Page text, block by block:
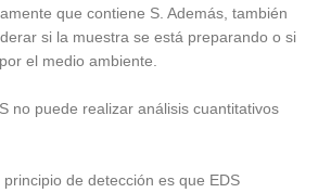
que contiene S. Además, también
si la muestra se está preparando o si
el medio ambiente.
no puede realizar análisis cuantitativos
de detección es que EDS